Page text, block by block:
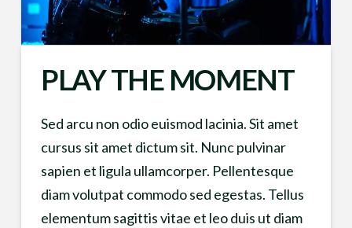
PLAY THE MOMENT
Sed arcu non odio euismod lacinia. Sit amet
cursus sit amet dictum sit. Nunc pulvinar
sapien et ligula ullamcorper. Pellentesque
diam volutpat commodo sed egestas. Tellus
elementum sagittis vitae et leo duis ut diam